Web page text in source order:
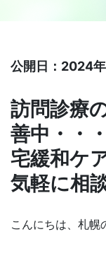
公開日：2024
訪問診療
善中・・
宅緩和ケ
気軽に相
こんにちは、札幌